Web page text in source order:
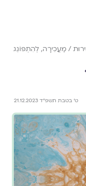
/ מַעֲכִירָה, לְהִתְפּוֹגֵג
ט׳ בטבת תשפ״ד 21.12.2023